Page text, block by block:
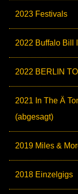
2023 Festivals
2022 Buffalo Bill
2022 BERLIN
2021 In The Ä
(abgesagt)
2019 Miles &
2018 Einzelgigs